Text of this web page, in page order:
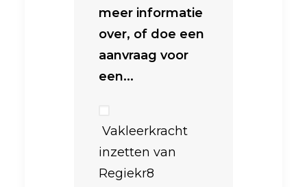
meer informatie
over, of doe een
aanvraag voor
een...
Vakleerkracht
inzetten van
Regiekr8